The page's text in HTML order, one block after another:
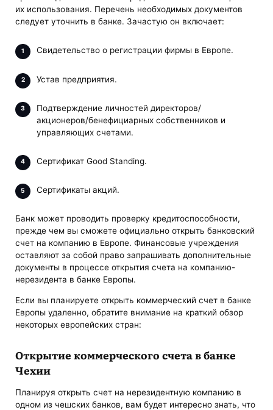
их использования. Перечень необходимых документов
следует уточнить в банке. Зачастую он включает:
Свидетельство о регистрации фирмы в Европе.
Устав предприятия.
Подтверждение личностей директоров/
акционеров/бенефициарных собственников и
управляющих счетами.
Сертификат Good Standing.
Сертификаты акций.
Банк может проводить проверку кредитоспособности,
прежде чем вы сможете официально открыть банковский
счет на компанию в Европе. Финансовые учреждения
оставляют за собой право запрашивать дополнительные
документы в процессе открытия счета на компанию-
нерезидента в банке Европы.
Если вы планируете открыть коммерческий счет в банке
Европы удаленно, обратите внимание на краткий обзор
некоторых европейских стран:
Открытие коммерческого счета в банке
Чехии
Планируя открыть счет на нерезидентную компанию в
одном из чешских банков, вам будет интересно знать, что